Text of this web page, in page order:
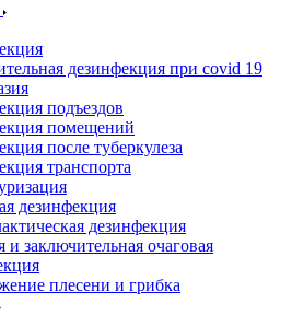
дезинфекция при covid 19
подъездов
помещений
после туберкулеза
транспорта
дезинфекция
дезинфекция
и заключительная очаговая
плесени и грибка